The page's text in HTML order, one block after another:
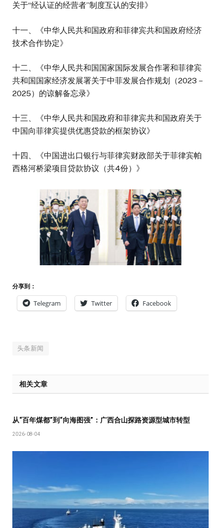
关于“经认证的经营者”制度互认的安排》
十一、《中华人民共和国政府和菲律宾共和国政府经济
技术合作协定》
十二、《中华人民共和国国家国际发展合作署和菲律宾
共和国国家经济发展署关于中菲发展合作规划（2023－
2025）的谅解备忘录》
十三、《中华人民共和国政府和菲律宾共和国政府关于
中国向菲律宾提供优惠贷款的框架协议》
十四、《中国进出口银行与菲律宾财政部关于菲律宾帕
西格河桥梁项目贷款协议（共4份）》
分享到：
Telegram Twitter Facebook
头条新闻
相关文章
从“百年煤都”到“向海图强”：广西合山探路资源型城市转型
2026-08-04